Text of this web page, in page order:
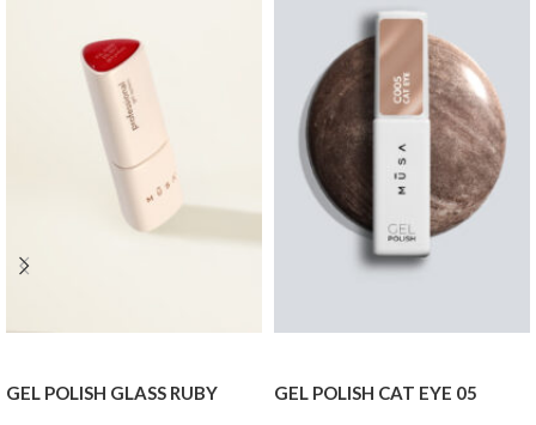
GEL POLISH GLASS RUBY GEL POLISH CAT EYE 05